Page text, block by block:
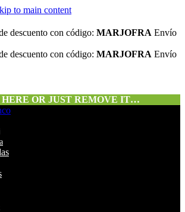
to main content
descuento con código: MARJOFRA Envío
descuento con código: MARJOFRA Envío
OR JUST REMOVE IT…